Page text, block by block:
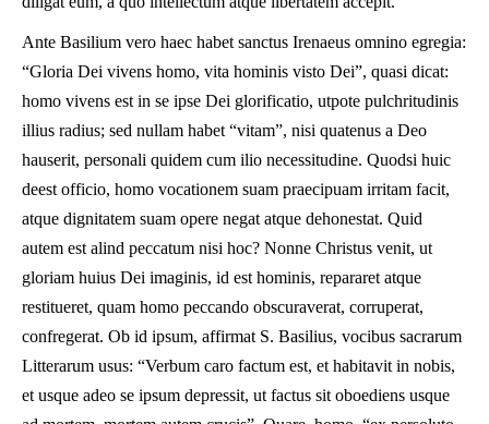
Ante Basilium vero haec habet sanctus Irenaeus omnino egregia:
“Gloria Dei vivens homo, vita hominis visto Dei”, quasi dicat:
homo vivens est in se ipse Dei glorificatio, utpote pulchritudinis
illius radius; sed nullam habet “vitam”, nisi quatenus a Deo
hauserit, personali quidem cum ilio necessitudine. Quodsi huic
deest officio, homo vocationem suam praecipuam irritam facit,
atque dignitatem suam opere negat atque dehonestat. Quid
autem est alind peccatum nisi hoc? Nonne Christus venit, ut
gloriam huius Dei imaginis, id est hominis, repararet atque
restitueret, quam homo peccando obscuraverat, corruperat,
confregerat. Ob id ipsum, affirmat S. Basilius, vocibus sacrarum
Litterarum usus: “Verbum caro factum est, et habitavit in nobis,
et usque adeo se ipsum depressit, ut factus sit oboediens usque